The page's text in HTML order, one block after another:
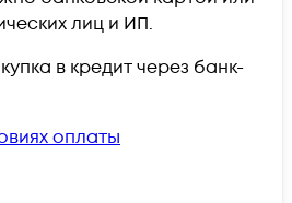
лиц и ИП.
в кредит через банк-
оплаты